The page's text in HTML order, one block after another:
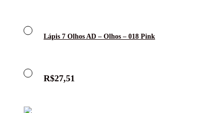
Lápis 7 Olhos AD – Olhos – 018 Pink
R$27,51